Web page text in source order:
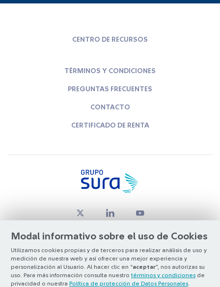
Modal informativo sobre el uso de Cookies
Utilizamos cookies propias y de terceros para realizar análisis de uso y
medición de nuestra web y así ofrecer una mejor experiencia y
personalización al Usuario. Al hacer clic en “aceptar”, nos autorizas su
uso. Para más información consulta nuestro términos y condiciones de
privacidad o nuestra Política de protección de Datos Personales
CENTRO DE RECURSOS
TÉRMINOS Y CONDICIONES
PREGUNTAS FRECUENTES
CONTACTO
CERTIFICADO DE RENTA
© Copyright Grupo SURA 2026